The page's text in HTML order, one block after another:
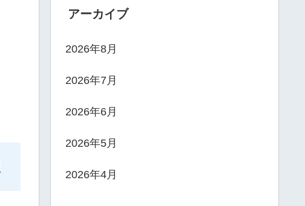
アーカイブ
2026年8月
2026年7月
2026年6月
2026年5月
2026年4月